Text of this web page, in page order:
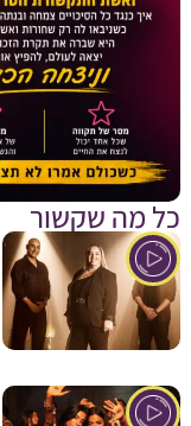
שקשור
ליאת
ליאור